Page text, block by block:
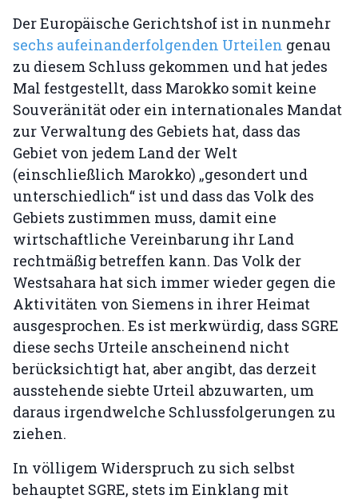
Der Europäische Gerichtshof ist in nunmehr
sechs aufeinanderfolgenden Urteilen genau
zu diesem Schluss gekommen und hat jedes
Mal festgestellt, dass Marokko somit keine
Souveränität oder ein internationales Mandat
zur Verwaltung des Gebiets hat, dass das
Gebiet von jedem Land der Welt
(einschließlich Marokko) „gesondert und
unterschiedlich“ ist und dass das Volk des
Gebiets zustimmen muss, damit eine
wirtschaftliche Vereinbarung ihr Land
rechtmäßig betreffen kann. Das Volk der
Westsahara hat sich immer wieder gegen die
Aktivitäten von Siemens in ihrer Heimat
ausgesprochen. Es ist merkwürdig, dass SGRE
diese sechs Urteile anscheinend nicht
berücksichtigt hat, aber angibt, das derzeit
ausstehende siebte Urteil abzuwarten, um
daraus irgendwelche Schlussfolgerungen zu
ziehen.
In völligem Widerspruch zu sich selbst
behauptet SGRE, stets im Einklang mit